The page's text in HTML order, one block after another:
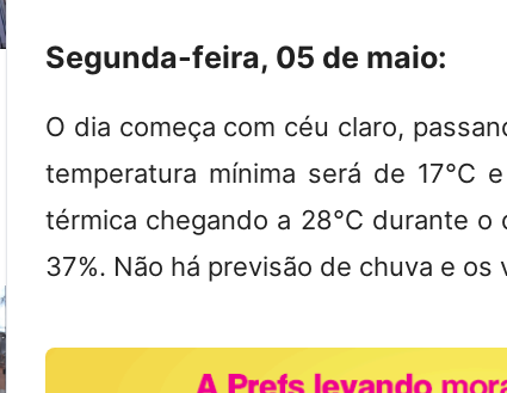
Segunda-feira, 05 de maio:
O dia começa com céu claro,
temperatura mínima será de 17°C
térmica chegando a 28°C durante
37%. Não há previsão de chuva e